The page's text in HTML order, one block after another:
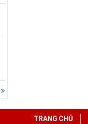
TRANG CHỦ